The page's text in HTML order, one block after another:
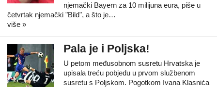
njemački Bayern za 10 milijuna eura, piše u
četvrtak njemački "Bild", a što je…
više »
Pala je i Poljska!
U petom međusobnom susretu Hrvatska je
upisala treću pobjedu u prvom službenom
susretu s Poljskom. Pogotkom Ivana Klasnića